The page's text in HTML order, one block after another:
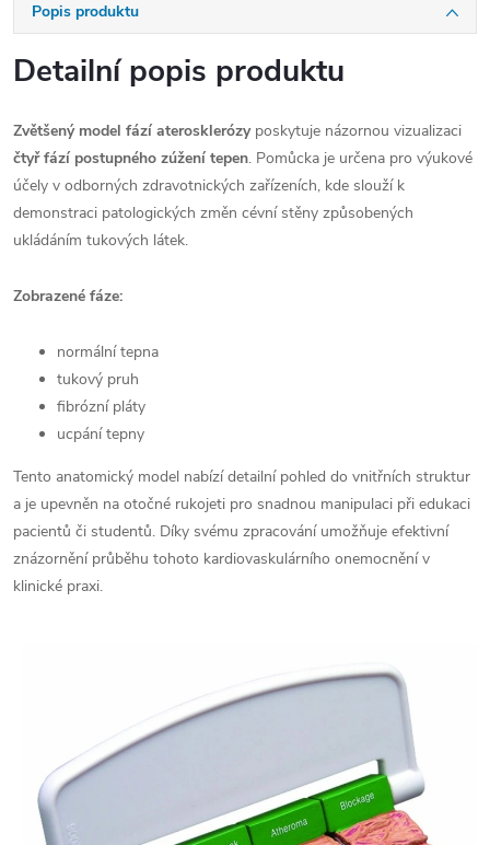
Popis produktu
Detailní popis produktu
Zvětšený model fází aterosklerózyposkytuje názornou vizualizaci
čtyř fází postupného zúžení tepen. Pomůcka je určena pro výukové
účely v odborných zdravotnických zařízeních, kde slouží k
demonstraci patologických změn cévní stěny způsobených
ukládáním tukových látek.
Zobrazené fáze:
normální tepna
tukový pruh
fibrózní pláty
ucpání tepny
Tento anatomický model nabízí detailní pohled do vnitřních struktur
a je upevněn na otočné rukojeti pro snadnou manipulaci při edukaci
pacientů či studentů. Díky svému zpracování umožňuje efektivní
znázornění průběhu tohoto kardiovaskulárního onemocnění v
klinické praxi.